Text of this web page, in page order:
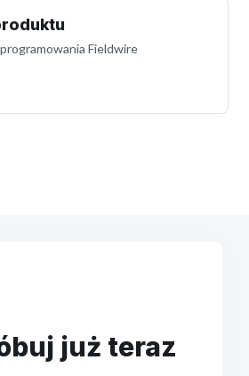
Fieldwire
już teraz